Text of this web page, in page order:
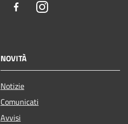
FacebookInstagram
NOVITÀ
Notizie
Comunicati
Avvisi